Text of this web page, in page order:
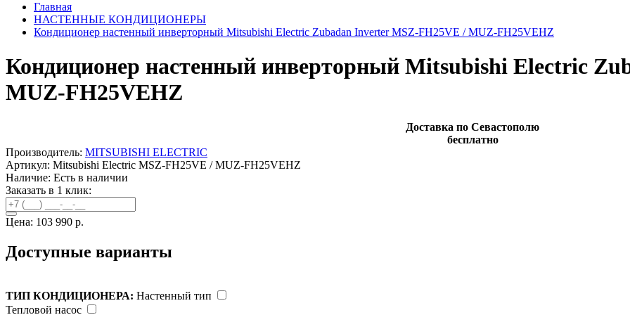
Главная
НАСТЕННЫЕ КОНДИЦИОНЕРЫ
Кондиционер настенный инверторный Mitsubishi Electric Zubadan Inverter MSZ-FH25VE / MUZ-FH25VEHZ
Кондиционер настенный инверторный Mitsubishi Electric
MUZ-FH25VEHZ
Доставка по Севастополю
бесплатно
Производитель: MITSUBISHI ELECTRIC
Артикул: Mitsubishi Electric MSZ-FH25VE / MUZ-FH25VEHZ
Наличие: Есть в наличии
Заказать в 1 клик:
Цена: 103 990 р.
Доступные варианты
ТИП КОНДИЦИОНЕРА: Настенный тип
Тепловой насос